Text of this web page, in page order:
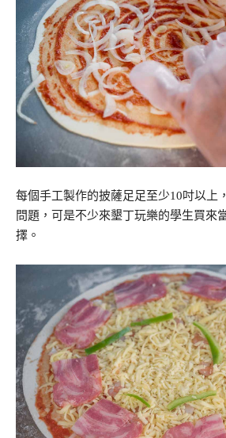
每個手工製作的披薩足足至少10吋以上
問題，可是不少來墾丁玩樂的學生買來
擇。